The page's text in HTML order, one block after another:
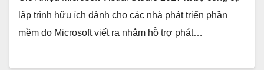
lập trình hữu ích dành cho các nhà phát triển phần
mềm do Microsoft viết ra nhằm hỗ trợ phát…